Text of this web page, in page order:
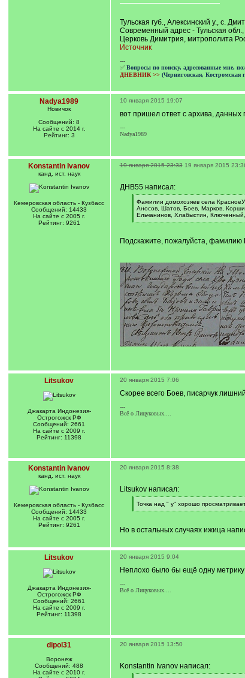
Тульская губ., Алексинский у., с.
Современный адрес - Тульская
Церковь Димитрия, митрополита
Источник
---
✅ Вопросы по поиску, адресованные мне,
ДНЕВНИК >> (Черниговская,
Nadya1989
Новичок
Сообщений: 8
На сайте с 2014 г.
Рейтинг: 3
10 января 2015 19:07
вот пришел ответ с архива, данных
---
Nadya1989
Konstantin Ivanov
канд. ист. наук
Кемеровская область - Кузбасс
Сообщений: 14433
На сайте с 2005 г.
Рейтинг: 9261
19 января 2015 23:33 19 января 2015
ДНВ55 написал:
[
q
]
Фамилии домохозяев села
Аносов, Шатов, Боев, Марков,
Ельчанинов, Хлабыстин,
[
]
Подскажите, пожалуйста, фамилию
Litsukov
Джакарта Индонезия-
Острогожск РФ
Сообщений: 2661
На сайте с 2009 г.
Рейтинг: 11398
20 января 2015 7:06
Скорее всего Боев, писарчук
---
Всё о Лицуковых....
Konstantin Ivanov
канд. ист. наук
Кемеровская область - Кузбасс
Сообщений: 14433
На сайте с 2005 г.
Рейтинг: 9261
20 января 2015 8:38
Litsukov написал:
[
q
Точка над " у" хорошо
[
]
Но в остальных случаях ижица
Litsukov
Джакарта Индонезия-
Острогожск РФ
Сообщений: 2661
На сайте с 2009 г.
Рейтинг: 11398
20 января 2015 9:04
Неплохо было бы ещё одну метрику
---
Всё о Лицуковых....
dipol31
Воронеж
Сообщений: 488
На сайте с 2010 г.
20 января 2015 13:50
Konstantin Ivanov написал: